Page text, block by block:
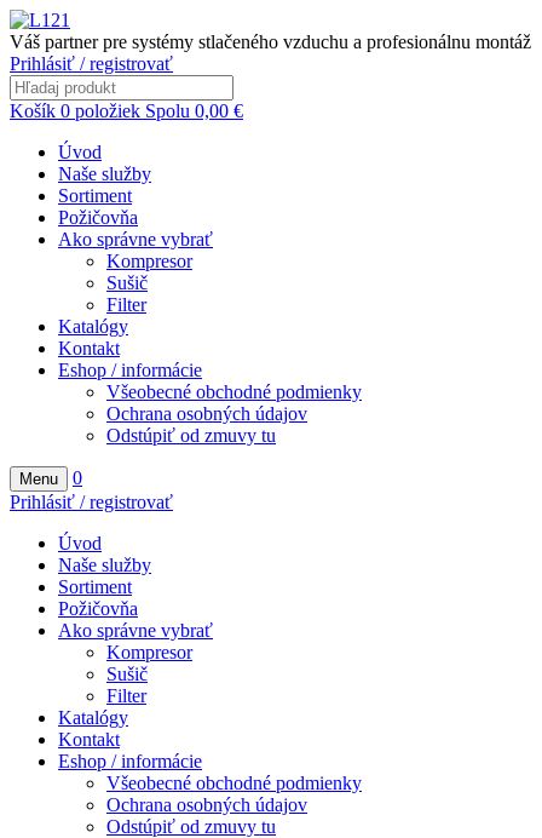
Váš partner pre systémy stlačeného vzduchu a profesionálnu montáž
Prihlásiť / registrovať
Košík 0 položiek Spolu 0,00 €
Úvod
Naše služby
Sortiment
Požičovňa
Ako správne vybrať
Kompresor
Sušič
Filter
Katalógy
Kontakt
Eshop / informácie
Všeobecné obchodné podmienky
Ochrana osobných údajov
Odstúpiť od zmuvy tu
Menu
0
Prihlásiť / registrovať
Úvod
Naše služby
Sortiment
Požičovňa
Ako správne vybrať
Kompresor
Sušič
Filter
Katalógy
Kontakt
Eshop / informácie
Všeobecné obchodné podmienky
Ochrana osobných údajov
Odstúpiť od zmuvy tu